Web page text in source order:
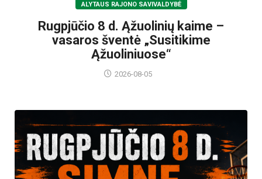
ALYTAUS RAJONO SAVIVALDYBĖ
Rugpjūčio 8 d. Ąžuolinių kaime –
vasaros šventė „Susitikime
Ąžuoliniuose“
2026-08-05